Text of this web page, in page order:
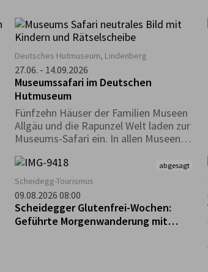
Deutsches Hutmuseum, Lindenberg
27.06. - 14.09.2026
Museumssafari im Deutschen
Hutmuseum
Fünfzehn Häuser der Familien Museen
Allgäu und die Rapunzel Welt laden zur
Museums-Safari ein. In allen Museen
tierisches Rätsel zu lösen, bei dem
detektivischer Spürsinn gefragt ist. Bei
der Museumssafari begleitet euch ein
buntes Rätselheft, das ihr kostenlos an
den Museumskassen erhaltet. Wer
mindestens drei Museen besucht und
abgesagt
Scheidegg-Tourismus
09.08.2026 08:00
Scheidegger Glutenfrei-Wochen:
Geführte Morgenwanderung mit